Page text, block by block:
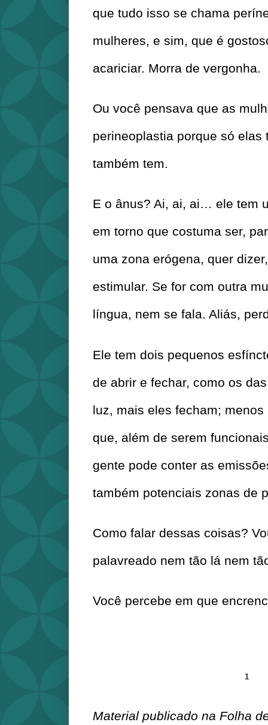
que tudo isso se chama
mulheres, e sim, que é
acariciar. Morra de vergonha.
Ou você pensava que as
perineoplastia porque só elas
também tem.
E o ânus? Ai, ai, ai… ele tem
em torno que costuma ser,
uma zona erógena, quer
estimular. Se for com outra
língua, nem se fala. Aliás,
Ele tem dois pequenos
de abrir e fechar, como os
luz, mais eles fecham;
que, além de serem
gente pode conter as
também potenciais zonas de
Como falar dessas coisas?
palavreado nem tão lá nem
Você percebe em que
1
Material publicado na Folha